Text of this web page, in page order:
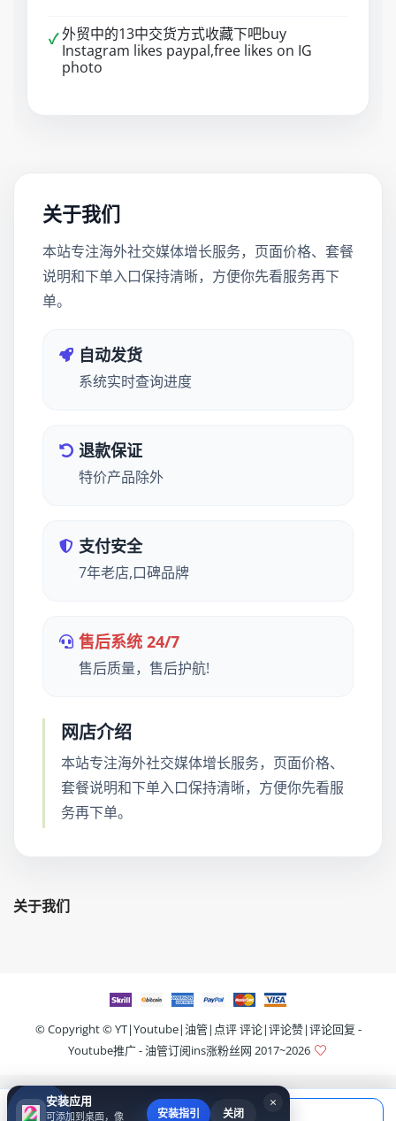
✓外贸中的13中交货方式收藏下吧buy
Instagram likes paypal,free likes on IG
photo
当前应付
关于我们
本站专注海外社交媒体增长服务，页面价格、套餐
说明和下单入口保持清晰，方便你先看服务再下
单。
自动发货
系统实时查询进度
退款保证
特价产品除外
支付安全
7年老店,口碑品牌
售后系统 24/7
售后质量，售后护航!
网店介绍
本站专注海外社交媒体增长服务，页面价格、
套餐说明和下单入口保持清晰，方便你先看服
务再下单。
关于我们
© Copyright ©YT|Youtube|油管|点评 评论|评论赞|评论回复 -
Youtube推广 - 油管订阅ins涨粉丝网 2017~2026
×
安装应用
可添加到桌面，像 安装指引 关闭